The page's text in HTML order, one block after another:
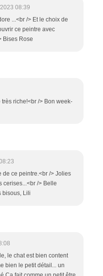
08:39
...<br /> Et le choix de
ce peintre avec
Bises Rose
riche!<br /> Bon week-
de ce peintre.<br /> Jolies
cerises...<br /> Belle
bisous, Lili
le chat est bien content
bien le petit détail... un